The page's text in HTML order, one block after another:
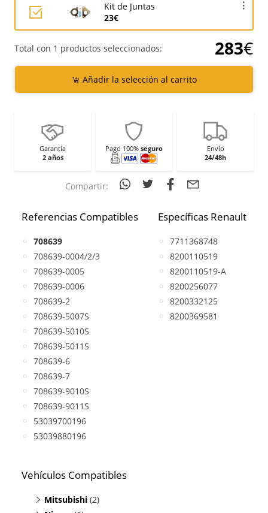
Kit de Juntas
23€
Total con 1 productos seleccionados: 283€
Añadir la selección al carrito
Garantía
2 años
Pago 100% seguro
Envío
24/48h
Compartir:
Referencias Compatibles
708639
708639-0004/2/3
708639-0005
708639-0006
708639-2
708639-5007S
708639-5010S
708639-5011S
708639-6
708639-7
708639-9010S
708639-9011S
53039700196
53039880196
Específicas Renault
7711368748
8200110519
8200110519-A
8200256077
8200332125
8200369581
Vehículos Compatibles
Mitsubishi (2)